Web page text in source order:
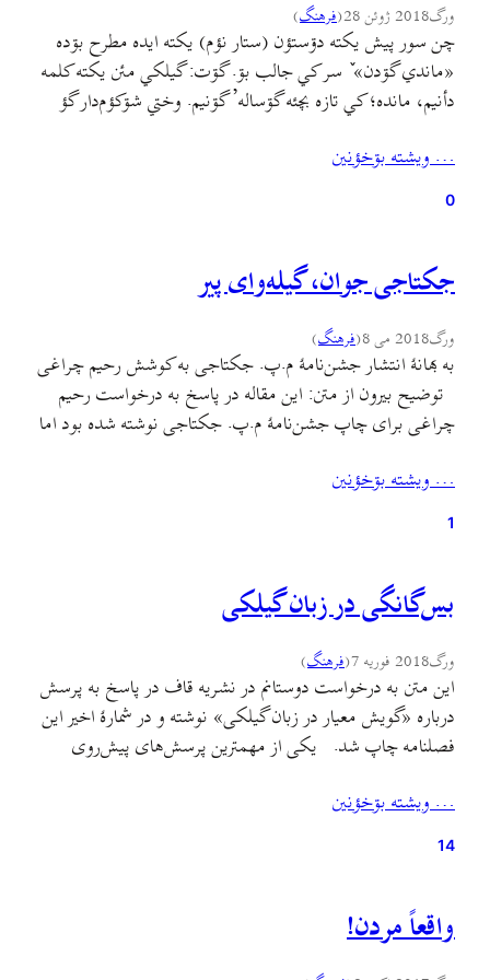
ورگ2018 ژوئن 28 (فرهنگ)
چن سور پیش یکته دۊستؤن (ستار نؤم) يکته ايده مطرح بۊده
«ماندي گۊدن» ٚ سر کي جالب بۊ. گۊت: گيلکي مئن يکته کلمه
دأنيم، مانده؛ کي تازه بچئه گۊساله’ گۊنيم. وختي شۊکؤم‌دار گؤ
بمأبۊن. يعني هأني خسته بۊبؤم کي بخيالي شۊکؤم‌دار گؤ ٚ مۊرسؤن
تازه…
… ويشته بۊخؤنين
0
جکتاجی جوان، گیله‌وای پیر
ورگ2018 می 8 (فرهنگ)
به بهانهٔ انتشار جشن‌نامهٔ م.پ. جکتاجی به کوشش رحیم چراغی
توضیح بیرون از متن: این مقاله در پاسخ به درخواست رحیم
چراغی برای چاپ جشن‌نامهٔ م.پ. جکتاجی نوشته شده بود اما
نامه‌ای مفصل، چاپ آن را مشروط به حذف نیمهٔ دوم مقاله
کردند.…
… ويشته بۊخؤنين
1
بس‌گانگی در زبان گیلکی
ورگ2018 فوریه 7 (فرهنگ)
این متن به درخواست دوستانم در نشریه قاف در پاسخ به پرسش
درباره «گویش معیار در زبان گیلکی» نوشته و در شمارهٔ اخیر این
فصلنامه چاپ شد. یکی از مهمترین پرسش‌های پیش‌روی
چندلهجه‌ای بودن زبان گیلکی است. پیش از اینکه در باتلاق
بحث قدیمی…
… ويشته بۊخؤنين
14
واقعاً مردن!